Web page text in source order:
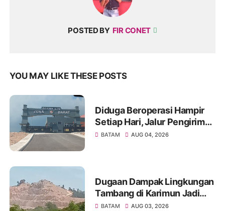
POSTED BY FIR CONET
YOU MAY LIKE THESE POSTS
Diduga Beroperasi Hampir
Setiap Hari, Jalur Pengiriman
Barang Ilegal di Barelang
BATAM AUG 04, 2026
Dugaan Dampak Lingkungan
Tambang di Karimun Jadi
Sorotan, Masyarakat Minta
BATAM AUG 03, 2026